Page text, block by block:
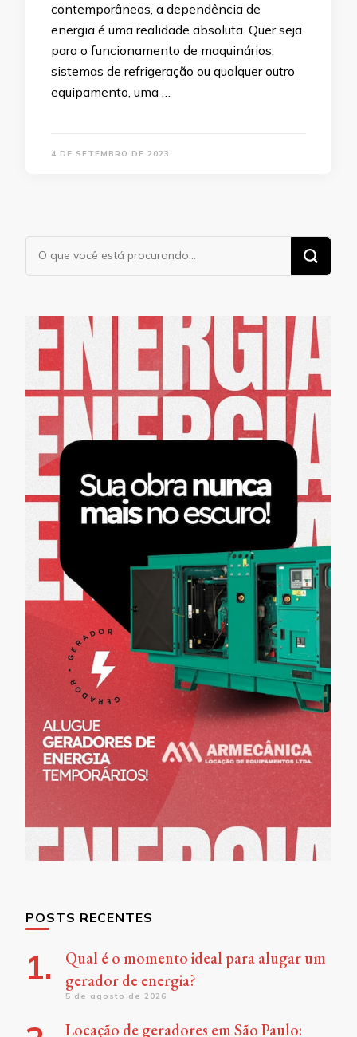
contemporâneos, a dependência de
energia é uma realidade absoluta. Quer seja
para o funcionamento de maquinários,
sistemas de refrigeração ou qualquer outro
equipamento, uma …
4 DE SETEMBRO DE 2023
Procurando
algo?
POSTS RECENTES
Qual é o momento ideal para alugar um
gerador de energia?
5 de agosto de 2026
Locação de geradores em São Paulo: